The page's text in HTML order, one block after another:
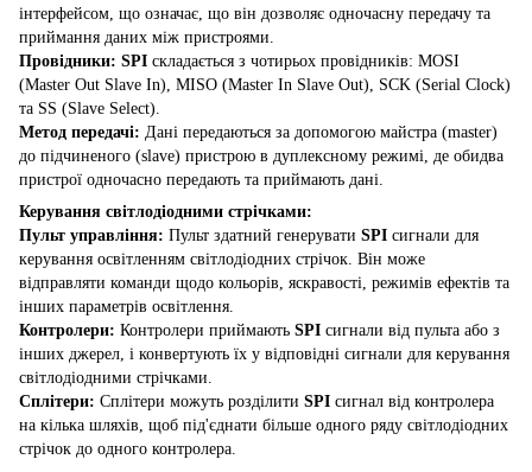
інтерфейсом, що означає, що він дозволяє одночасну передачу та
приймання даних між пристроями.
Провідники: SPI складається з чотирьох провідників: MOSI
(Master Out Slave In), MISO (Master In Slave Out), SCK (Serial Clock)
та SS (Slave Select).
Метод передачі: Дані передаються за допомогою майстра (master)
до підчиненого (slave) пристрою в дуплексному режимі, де обидва
пристрої одночасно передають та приймають дані.
Керування світлодіодними стрічками:
Пульт управління: Пульт здатний генерувати SPI сигнали для
керування освітленням світлодіодних стрічок. Він може
відправляти команди щодо кольорів, яскравості, режимів ефектів та
інших параметрів освітлення.
Контролери: Контролери приймають SPI сигнали від пульта або з
інших джерел, і конвертують їх у відповідні сигнали для керування
світлодіодними стрічками.
Сплітери: Сплітери можуть розділити SPI сигнал від контролера
на кілька шляхів, щоб під'єднати більше одного ряду світлодіодних
стрічок до одного контролера.